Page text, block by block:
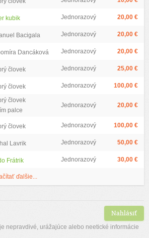
kubik Jednorazový 20,00 €
Bacigala Jednorazový 20,00 €
Dancáková Jednorazový 20,00 €
človek Jednorazový 25,00 €
človek Jednorazový 100,00 €
človek
palce
Jednorazový 20,00 €
človek Jednorazový 100,00 €
Lavrik Jednorazový 50,00 €
Frátrik Jednorazový 30,00 €
ďalšie...
Nahlásiť
nepravdivé, urážajúce alebo neetické informácie